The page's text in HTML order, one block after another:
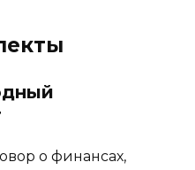
о финансах,